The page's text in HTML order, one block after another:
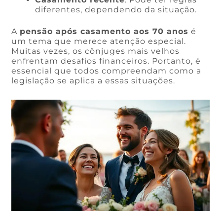
diferentes, dependendo da situação.
A pensão após casamento aos 70 anos é
um tema que merece atenção especial.
Muitas vezes, os cônjuges mais velhos
enfrentam desafios financeiros. Portanto, é
essencial que todos compreendam como a
legislação se aplica a essas situações.